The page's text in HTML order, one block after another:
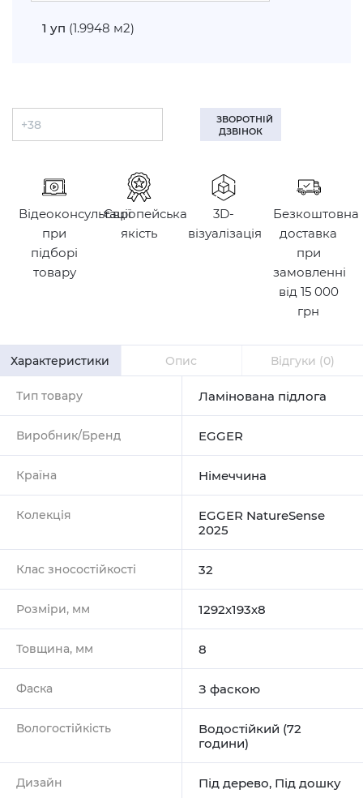
1 уп (1.9948 м2)
ЗВОРОТНІЙ
ДЗВІНОК
Відеоконсультації
при
підборі
товару
Європейська
якість
3D-
візуалізація
Безкоштовна
доставка
при
замовленні
від 15 000
грн
Характеристики Опис Відгуки (0)
Тип товару Ламінована підлога
Виробник/Бренд EGGER
Країна Німеччина
Колекція
EGGER NatureSense
2025
Клас зносостійкості 32
Розміри, мм 1292х193х8
Товщина, мм 8
Фаска З фаскою
Вологостійкість
Водостійкий (72
години)
Дизайн Під дерево, Під дошку